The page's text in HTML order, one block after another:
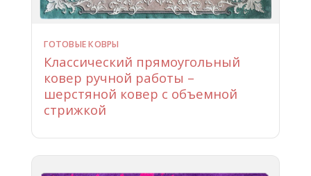
ГОТОВЫЕ КОВРЫ
Классический прямоугольный
ковер ручной работы –
шерстяной ковер с объемной
стрижкой